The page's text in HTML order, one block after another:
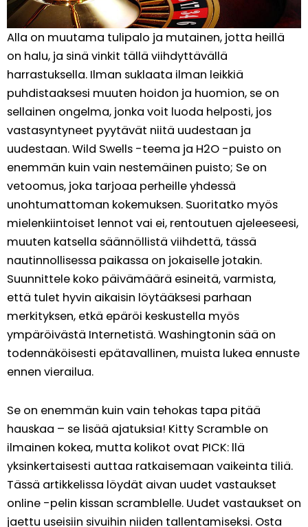
Alla on muutama tulipalo ja mutainen, jotta heillä
on halu, ja sinä vinkit tällä viihdyttävällä
harrastuksella. Ilman suklaata ilman leikkiä
puhdistaaksesi muuten hoidon ja huomion, se on
sellainen ongelma, jonka voit luoda helposti, jos
vastasyntyneet pyytävät niitä uudestaan ​​ja
uudestaan. Wild Swells -teema ja H2O -puisto on
enemmän kuin vain nestemäinen puisto; Se on
vetoomus, joka tarjoaa perheille yhdessä
unohtumattoman kokemuksen. Suoritatko myös
mielenkiintoiset lennot vai ei, rentoutuen ajeleeseesi,
muuten katsella säännöllistä viihdettä, tässä
nautinnollisessa paikassa on jokaiselle jotakin.
Suunnittele koko päivämäärä esineitä, varmista,
että tulet hyvin aikaisin löytääksesi parhaan
merkityksen, etkä epäröi keskustella myös
ympäröivästä Internetistä. Washingtonin sää on
todennäköisesti epätavallinen, muista lukea ennuste
ennen vierailua.
Se on enemmän kuin vain tehokas tapa pitää
hauskaa – se lisää ajatuksia! Kitty Scramble on
ilmainen kokea, mutta kolikot ovat PICK: llä
yksinkertaisesti auttaa ratkaisemaan vaikeinta tiliä.
Tässä artikkelissa löydät aivan uudet vastaukset
online -pelin kissan scramblelle. Uudet vastaukset on
jaettu useisiin sivuihin niiden tallentamiseksi. Osta